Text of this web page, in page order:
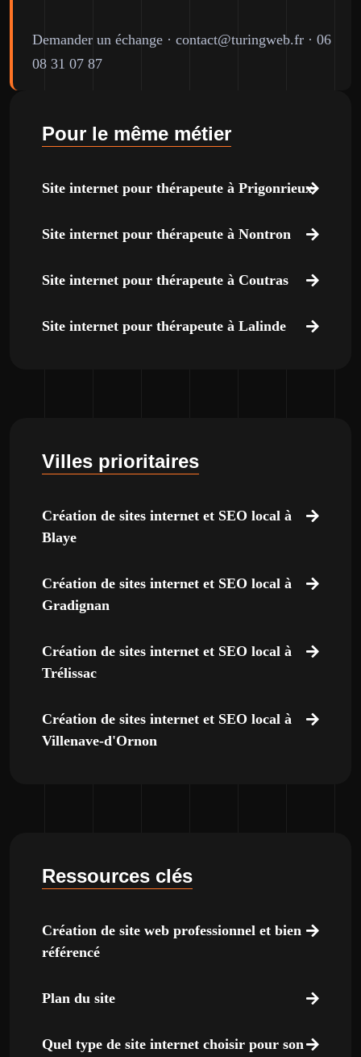
Demander un échange · contact@turingweb.fr · 06
08 31 07 87
Pour le même métier
Site internet pour thérapeute à Prigonrieux
Site internet pour thérapeute à Nontron
Site internet pour thérapeute à Coutras
Site internet pour thérapeute à Lalinde
Villes prioritaires
Création de sites internet et SEO local à
Blaye
Création de sites internet et SEO local à
Gradignan
Création de sites internet et SEO local à
Trélissac
Création de sites internet et SEO local à
Villenave-d'Ornon
Ressources clés
Création de site web professionnel et bien
référencé
Plan du site
Quel type de site internet choisir pour son